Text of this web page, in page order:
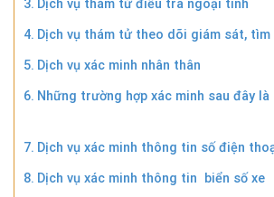
Dịch vụ thám tử điều tra ngoại tình
Dịch vụ thám tử theo dõi giám sát, tìm
Dịch vụ xác minh nhân thân
Những trường hợp xác minh sau
Dịch vụ xác minh thông tin số điện
Dịch vụ xác minh thông tin biển số xe